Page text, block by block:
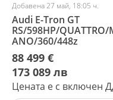
Добавена 27 май, 18:05 ч.
Audi E-Tron GT
RS/598HP/
ANO/360/448z
88 499 €
173 089 лв
Цената е с включен